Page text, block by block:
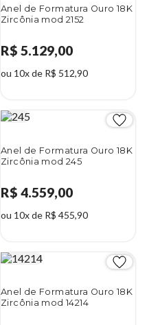
Anel de Formatura Ouro 18K
Zircônia mod 2152
R$ 5.129,00
ou 10x de R$ 512,90
Anel de Formatura Ouro 18K
Zircônia mod 245
R$ 4.559,00
ou 10x de R$ 455,90
Anel de Formatura Ouro 18K
Zircônia mod 14214